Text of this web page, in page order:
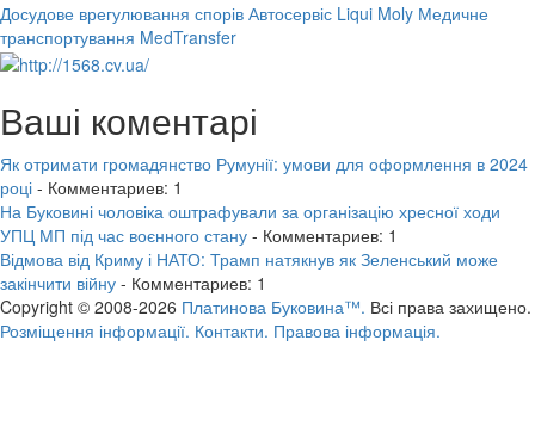
Досудове врегулювання спорів Автосервіс Liqui Moly Медичне
транспортування MedTransfer
Ваші коментарі
Як отримати громадянство Румунії: умови для оформлення в 2024
році - Комментариев: 1
На Буковині чоловіка оштрафували за організацію хресної ходи
УПЦ МП під час воєнного стану - Комментариев: 1
Відмова від Криму і НАТО: Трамп натякнув як Зеленський може
закінчити війну - Комментариев: 1
Copyright © 2008-2026 Платинова Буковина™. Всі права захищено.
Розміщення інформації. Контакти. Правова інформація.